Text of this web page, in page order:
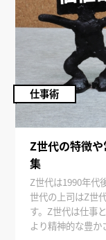
Z世代の特徴
集
Z世代は1990年代
世代の上司はZ世
す。Z世代は仕事
より精神的な豊か
仕事術